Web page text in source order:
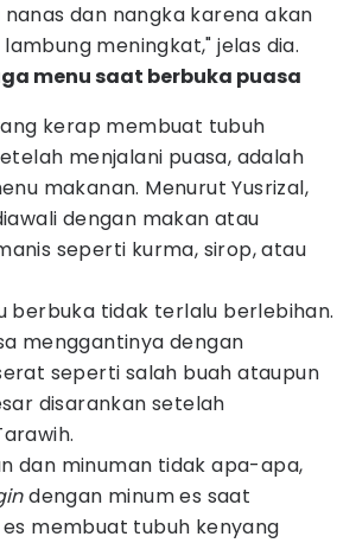
nanas dan nangka karena akan
meningkat," jelas dia.
menu saat berbuka puasa
kerap membuat tubuh
menjalani puasa, adalah
makanan. Menurut Yusrizal,
dengan makan atau
seperti kurma, sirop, atau
berbuka tidak terlalu berlebihan.
menggantinya dengan
seperti salah buah ataupun
disarankan setelah
dan minuman tidak apa-apa,
dengan minum es saat
membuat tubuh kenyang